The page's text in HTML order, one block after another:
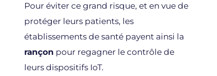
Pour éviter ce grand risque, et en vue de
protéger leurs patients, les
établissements de santé payent ainsi la
rançon pour regagner le contrôle de
leurs dispositifs IoT.